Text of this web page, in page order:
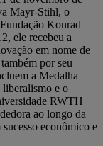
Mayr-Stihl, o
Konrad
ele recebeu a
em nome de
por seu
a Medalha
liberalismo e o
RWTH
ao longo da
econômico e